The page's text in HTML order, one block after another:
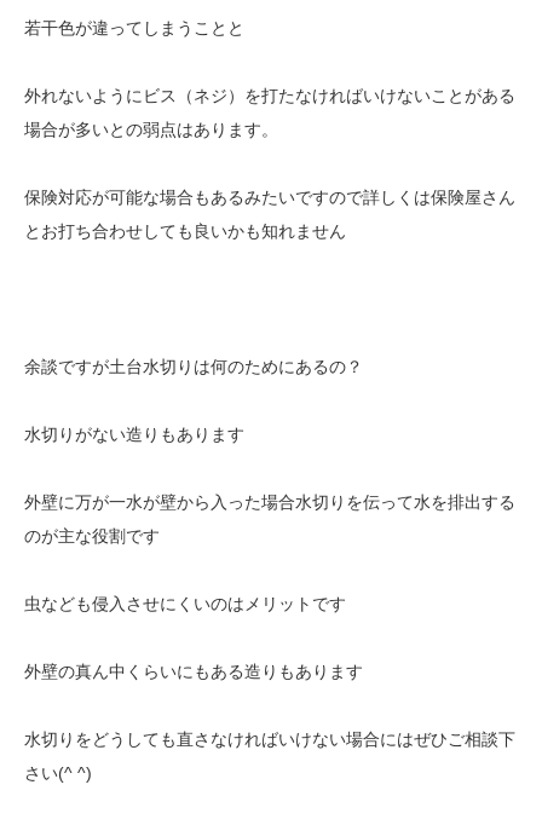
若干色が違ってしまうことと
外れないようにビス（ネジ）を打たなければいけないことがある
場合が多いとの弱点はあります。
保険対応が可能な場合もあるみたいですので詳しくは保険屋さん
とお打ち合わせしても良いかも知れません
余談ですが土台水切りは何のためにあるの？
水切りがない造りもあります
外壁に万が一水が壁から入った場合水切りを伝って水を排出する
のが主な役割です
虫なども侵入させにくいのはメリットです
外壁の真ん中くらいにもある造りもあります
水切りをどうしても直さなければいけない場合にはぜひご相談下
さい(^ ^)